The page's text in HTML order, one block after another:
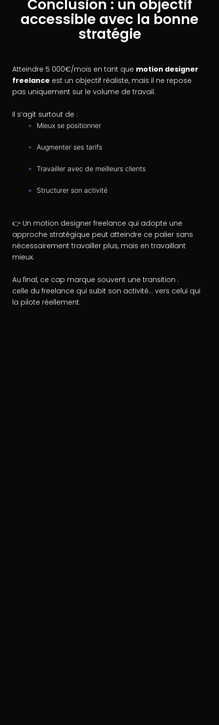
Conclusion : un objectif
accessible avec la bonne
stratégie
Atteindre 5 000€/mois en tant que motion designer
freelance est un objectif réaliste, mais il ne repose
pas uniquement sur le volume de travail.
Il s’agit surtout de :
Mieux se positionner
Augmenter ses tarifs
Travailler avec de meilleurs clients
Structurer son activité
👉 Un motion designer freelance qui adopte une
approche stratégique peut atteindre ce palier sans
nécessairement travailler plus, mais en travaillant
mieux.
Au final, ce cap marque souvent une transition :
celle du freelance qui subit son activité… vers celui qui
la pilote réellement.